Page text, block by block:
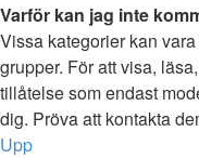
Varför kan jag inte
Vissa kategorier kan
grupper. För att visa,
tillåtelse som endast
dig. Pröva att kontakta
Upp